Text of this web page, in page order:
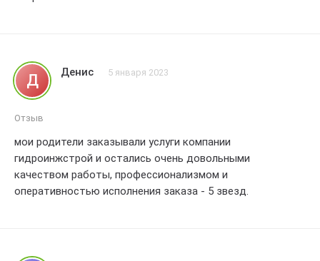
Д Денис 5 января 2023
Отзыв
мои родители заказывали услуги компании
гидроинжстрой и остались очень довольными
качеством работы, профессионализмом и
оперативностью исполнения заказа - 5 звезд.